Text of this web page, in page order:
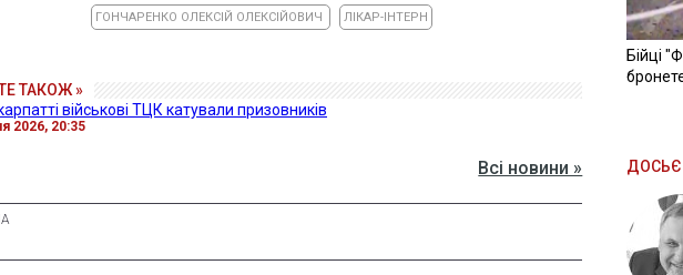
ГОНЧАРЕНКО ОЛЕКСІЙ ОЛЕКСІЙОВИЧ ЛІКАР-ІНТЕРН
ТАКОЖ »
військові ТЦК катували призовників
2026, 20:35
Всі новини »
Бійці
ДОСЬЄ